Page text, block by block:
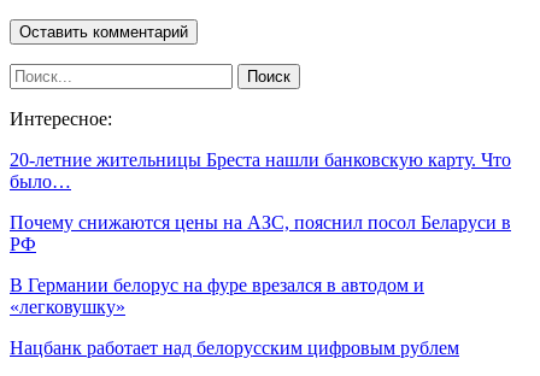
Интересное:
20-летние жительницы Бреста нашли банковскую карту. Что
было…
Почему снижаются цены на АЗС, пояснил посол Беларуси в
РФ
В Германии белорус на фуре врезался в автодом и
«легковушку»
Нацбанк работает над белорусским цифровым рублем